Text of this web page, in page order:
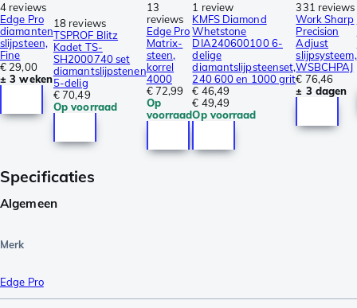
4 reviews
Edge Pro
diamanten
slijpsteen,
Fine
€ 29,00
± 3 weken
18 reviews
TSPROF Blitz
Kadet TS-
SH2000740 set
diamantslijpstenen
5-delig
€ 70,49
Op voorraad
13
reviews
Edge Pro
Matrix-
steen,
korrel
4000
€ 72,99
Op
voorraad
1 review
KMFS Diamond
Whetstone
DIA240600100 6-
delige
diamantslijpsteenset,
240 600 en 1000 grit
€ 46,49
€ 49,49
Op voorraad
331 reviews
Work Sharp
Precision
Adjust
slijpsysteem,
WSBCHPAJ
€ 76,46
± 3 dagen
Specificaties
Algemeen
Merk
Edge Pro